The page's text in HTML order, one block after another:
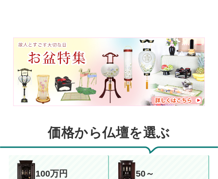
価格から仏壇を選ぶ
100万円
50～